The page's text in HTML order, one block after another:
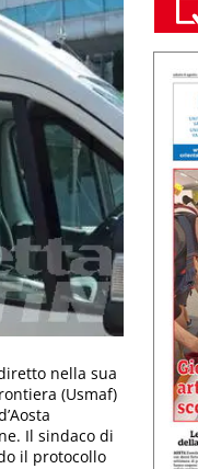
nella sua
(Usmaf)
Il sindaco di
il protocollo